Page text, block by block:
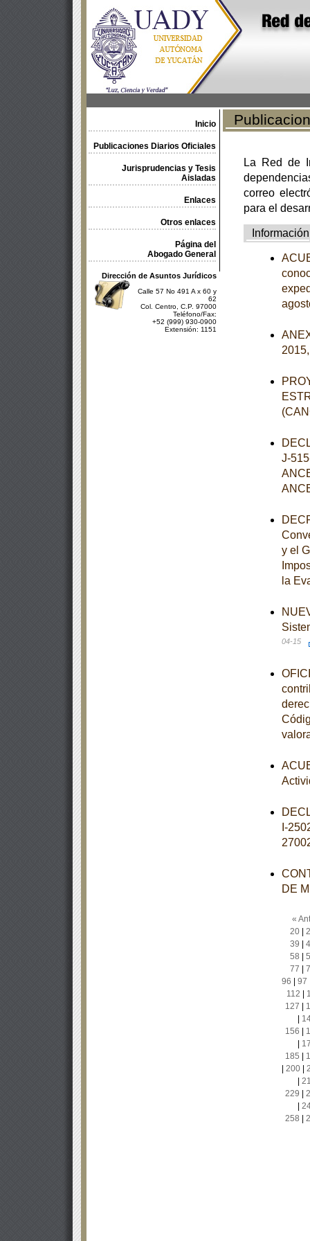
Inicio
Publicaciones Diarios Oficiales
Jurisprudencias y Tesis
Aisladas
Enlaces
Otros enlaces
Página del
Abogado General
Dirección de Asuntos Jurídicos
Calle 57 No 491 A x 60 y
62
Col. Centro, C.P. 97000
Teléfono/Fax:
+52 (999) 930-0900
Extensión: 1151
La Red de
correo
para el
Información
J-
y el
la
04-15
I-
DE
«
20|
39
58
77
96
97
112
127
156
185
200|
229
258